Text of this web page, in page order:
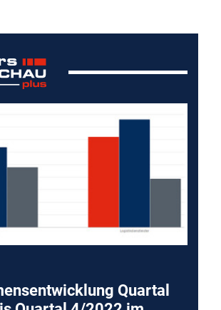
Quartal